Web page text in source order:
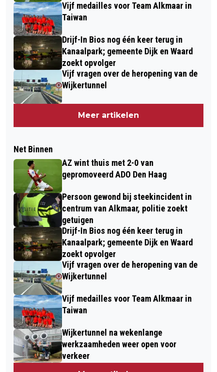
Vijf medailles voor Team Alkmaar in
Taiwan
Drijf-In Bios nog één keer terug in
Kanaalpark; gemeente Dijk en Waard
zoekt opvolger
Vijf vragen over de heropening van de
Wijkertunnel
Meer artikelen
Net Binnen
AZ wint thuis met 2-0 van
gepromoveerd ADO Den Haag
Persoon gewond bij steekincident in
centrum van Alkmaar, politie zoekt
getuigen
Drijf-In Bios nog één keer terug in
Kanaalpark; gemeente Dijk en Waard
zoekt opvolger
Vijf vragen over de heropening van de
Wijkertunnel
Vijf medailles voor Team Alkmaar in
Taiwan
Wijkertunnel na wekenlange
werkzaamheden weer open voor
verkeer